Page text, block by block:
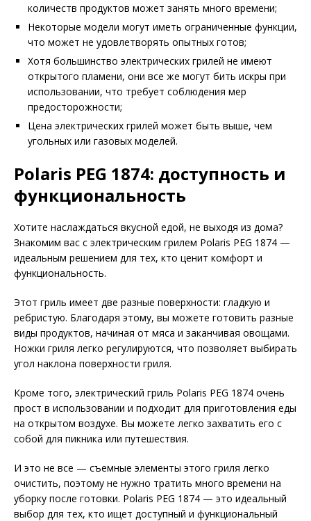
количеств продуктов может занять много времени;
Некоторые модели могут иметь ограниченные функции,
что может не удовлетворять опытных готов;
Хотя большинство электрических грилей не имеют
открытого пламени, они все же могут бить искры при
использовании, что требует соблюдения мер
предосторожности;
Цена электрических грилей может быть выше, чем
угольных или газовых моделей.
Polaris PEG 1874: доступность и
функциональность
Хотите наслаждаться вкусной едой, не выходя из дома?
Знакомим вас с электрическим грилем Polaris PEG 1874 —
идеальным решением для тех, кто ценит комфорт и
функциональность.
Этот гриль имеет две разные поверхности: гладкую и
ребристую. Благодаря этому, вы можете готовить разные
виды продуктов, начиная от мяса и заканчивая овощами.
Ножки гриля легко регулируются, что позволяет выбирать
угол наклона поверхности гриля.
Кроме того, электрический гриль Polaris PEG 1874 очень
прост в использовании и подходит для приготовления еды
на открытом воздухе. Вы можете легко захватить его с
собой для пикника или путешествия.
И это не все — съемные элементы этого гриля легко
очистить, поэтому не нужно тратить много времени на
уборку после готовки. Polaris PEG 1874 — это идеальный
выбор для тех, кто ищет доступный и функциональный